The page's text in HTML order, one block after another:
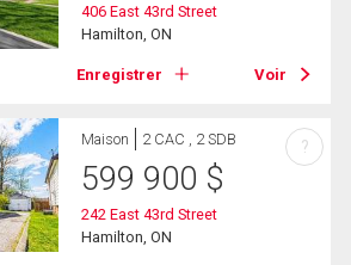
406 East 43rd Street
Hamilton, ON
Enregistrer Voir
Maison 2 CAC , 2 SDB
599 900 $
242 East 43rd Street
Hamilton, ON
?